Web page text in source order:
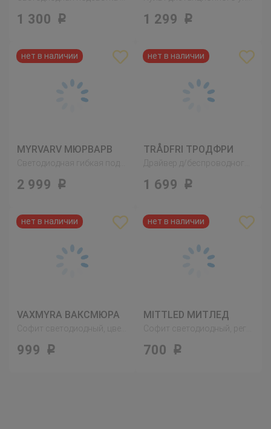
1 300 Р 1 299 Р
MYRVARV МЮРВАРВ
2 999 Р
TRÅDFRI ТРОДФРИ
1 699 Р
VAXMYRA ВАКСМЮРА
999 Р
MITTLED МИТЛЕД
700 Р